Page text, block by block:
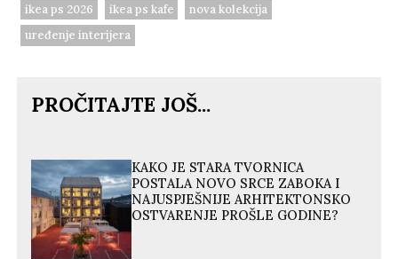
ikea ps 2026 ikea ps kafe
nova kolekcija
uređenje interijera
PROČITAJTE JOŠ...
KAKO JE STARA TVORNICA
POSTALA NOVO SRCE ZABOKA I
NAJUSPJEŠNIJE ARHITEKTONSKO
OSTVARENJE PROŠLE GODINE?